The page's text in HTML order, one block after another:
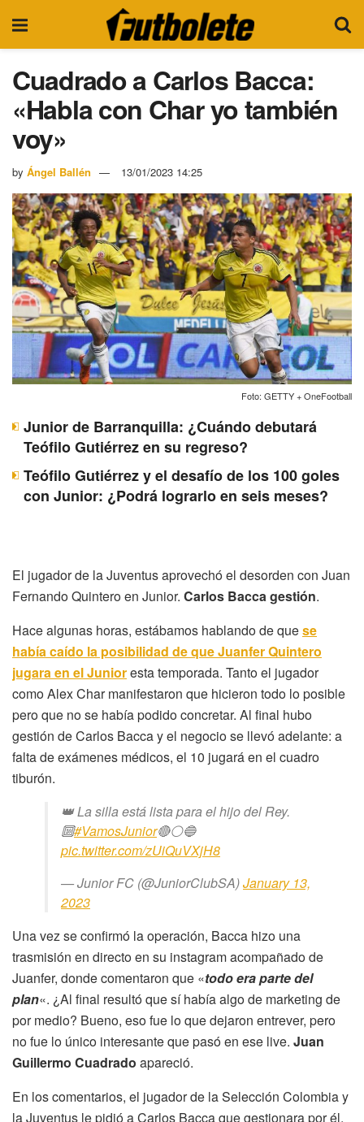
Cuadrado a Carlos Bacca:
«Habla con Char yo también
voy»
by Ángel Ballén 13/01/2023 14:25
Foto: GETTY + OneFootball
Junior de Barranquilla: ¿Cuándo debutará
Teófilo Gutiérrez en su regreso?
Teófilo Gutiérrez y el desafío de los 100 goles
con Junior: ¿Podrá lograrlo en seis meses?
El jugador de la Juventus aprovechó el desorden con Juan
Fernando Quintero en Junior. Carlos Bacca gestión.
Hace algunas horas, estábamos hablando de quese
había caído la posibilidad de que Juanfer Quintero
jugara en el Junioresta temporada. Tanto el jugador
como Alex Char manifestaron que hicieron todo lo posible
pero que no se había podido concretar. Al final hubo
gestión de Carlos Bacca y el negocio se llevó adelante: a
falta de exámenes médicos, el 10 jugará en el cuadro
tiburón.
👑 La silla está lista para el hijo del Rey.
🔟#VamosJunior🔴⚪️🔵
pic.twitter.com/zUiQuVXjH8
— Junior FC (@JuniorClubSA)January 13,
2023
Una vez se confirmó la operación, Bacca hizo una
trasmisión en directo en su instagram acompañado de
Juanfer, donde comentaron que «todo era parte del
plan«. ¿Al final resultó que sí había algo de marketing de
por medio? Bueno, eso fue lo que dejaron entrever, pero
no fue lo único interesante que pasó en ese live. Juan
Guillermo Cuadrado apareció.
En los comentarios, el jugador de la Selección Colombia y
la Juventus le pidió a Carlos Bacca que gestionara por él.